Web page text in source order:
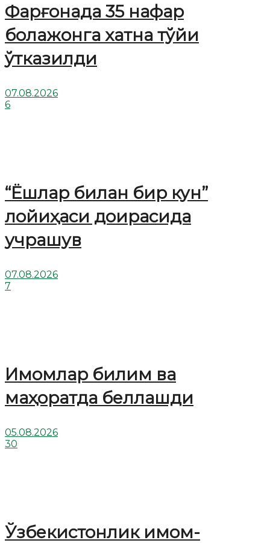
Фарғонада 35 нафар
болажонга хатна тўйи
ўтказилди
07.08.2026
6
“Ёшлар билан бир кун”
лойиҳаси доирасида
учрашув
07.08.2026
7
Имомлар билим ва
маҳоратда беллашди
05.08.2026
30
Ўзбекистонлик имом-